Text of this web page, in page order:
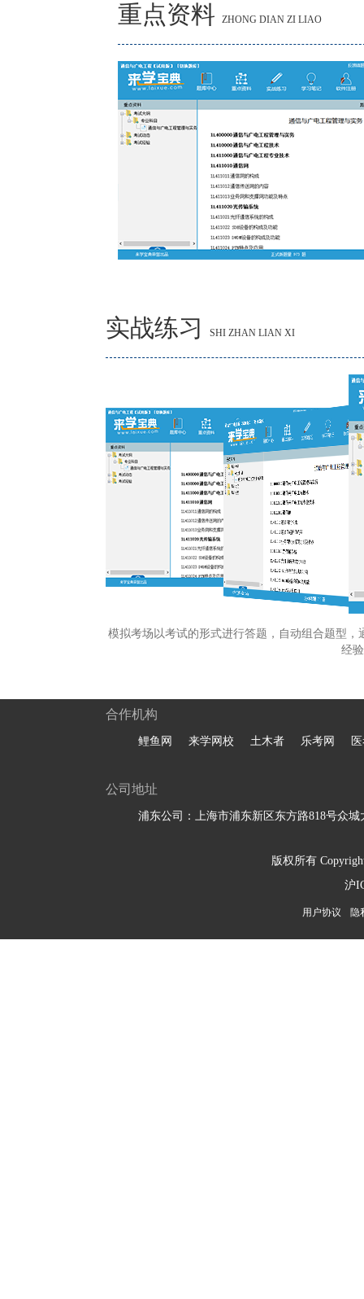
重点资料 ZHONG DIAN ZI LIAO
实战练习 SHI ZHAN LIAN XI
模拟考场以考试的形式进行答题，自动组合题型
经
合作机构
鲤鱼网 来学网校 土木者 乐考网
公司地址
浦东公司：上海市浦东新区东方路818号众城
版权所有
沪
用户协议 隐